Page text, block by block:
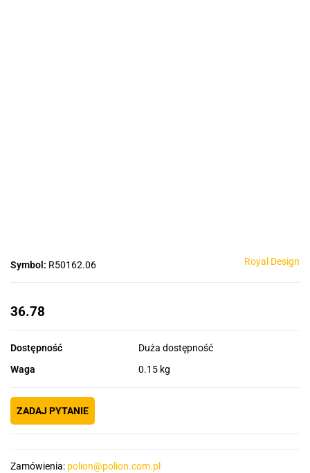
Symbol: R50162.06 Royal Design
36.78
Dostępność
Duża dostępność
Waga
0.15 kg
ZADAJ PYTANIE
Zamówienia: polion@polion.com.pl